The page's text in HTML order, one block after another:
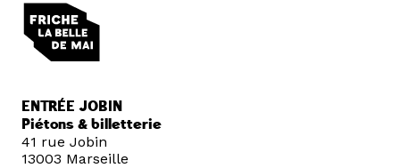
ENTRÉE JOBIN
Piétons & billetterie
41 rue Jobin
13003 Marseille